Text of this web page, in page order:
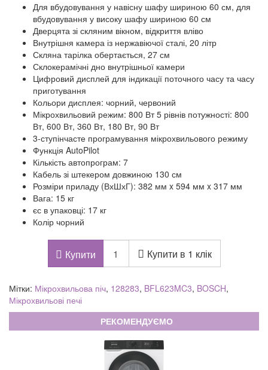
Для вбудовування у навісну шафу шириною 60 см, для
вбудовування у високу шафу шириною 60 см
Дверцята зі скляним вікном, відкриття вліво
Внутрішня камера із нержавіючої сталі, 20 літр
Скляна тарілка обертається, 27 см
Склокерамічні дно внутрішньої камери
Цифровий дисплей для індикації поточного часу та часу
приготування
Кольори дисплея: чорний, червоний
Мікрохвильовий режим: 800 Вт 5 рівнів потужності: 800
Вт, 600 Вт, 360 Вт, 180 Вт, 90 Вт
3-ступінчасте програмування мікрохвильового режиму
Функція AutoPilot
Кількість автопрограм: 7
Кабель зі штекером довжиною 130 см
Розміри приладу (ВхШхГ): 382 мм x 594 мм x 317 мм
Вага: 15 кг
єс в упаковці: 17 кг
Колір чорний
Купити Купити в 1 клік
Мітки: Мікрохвильова піч, 128283, BFL623MC3, BOSCH,
Мікрохвильові печі
РЕКОМЕНДУЄМО